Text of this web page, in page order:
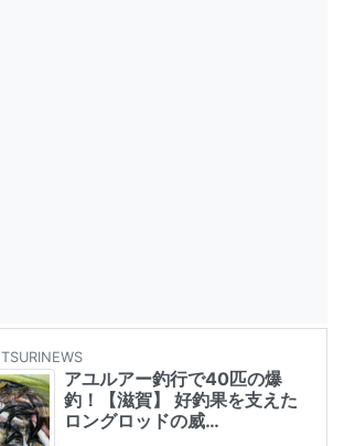
TSURINEWS
アユルアー釣行で40匹の爆
釣！【滋賀】 好釣果を支えた
ロングロッドの威…